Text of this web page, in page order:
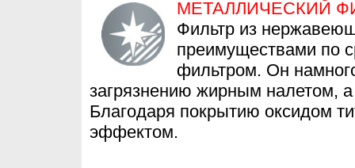
МЕТАЛЛИЧЕСКИЙ
Фильтр из
преимуществами по
фильтром. Он
загрязнению жирным налетом, а
Благодаря покрытию оксидом
эффектом.